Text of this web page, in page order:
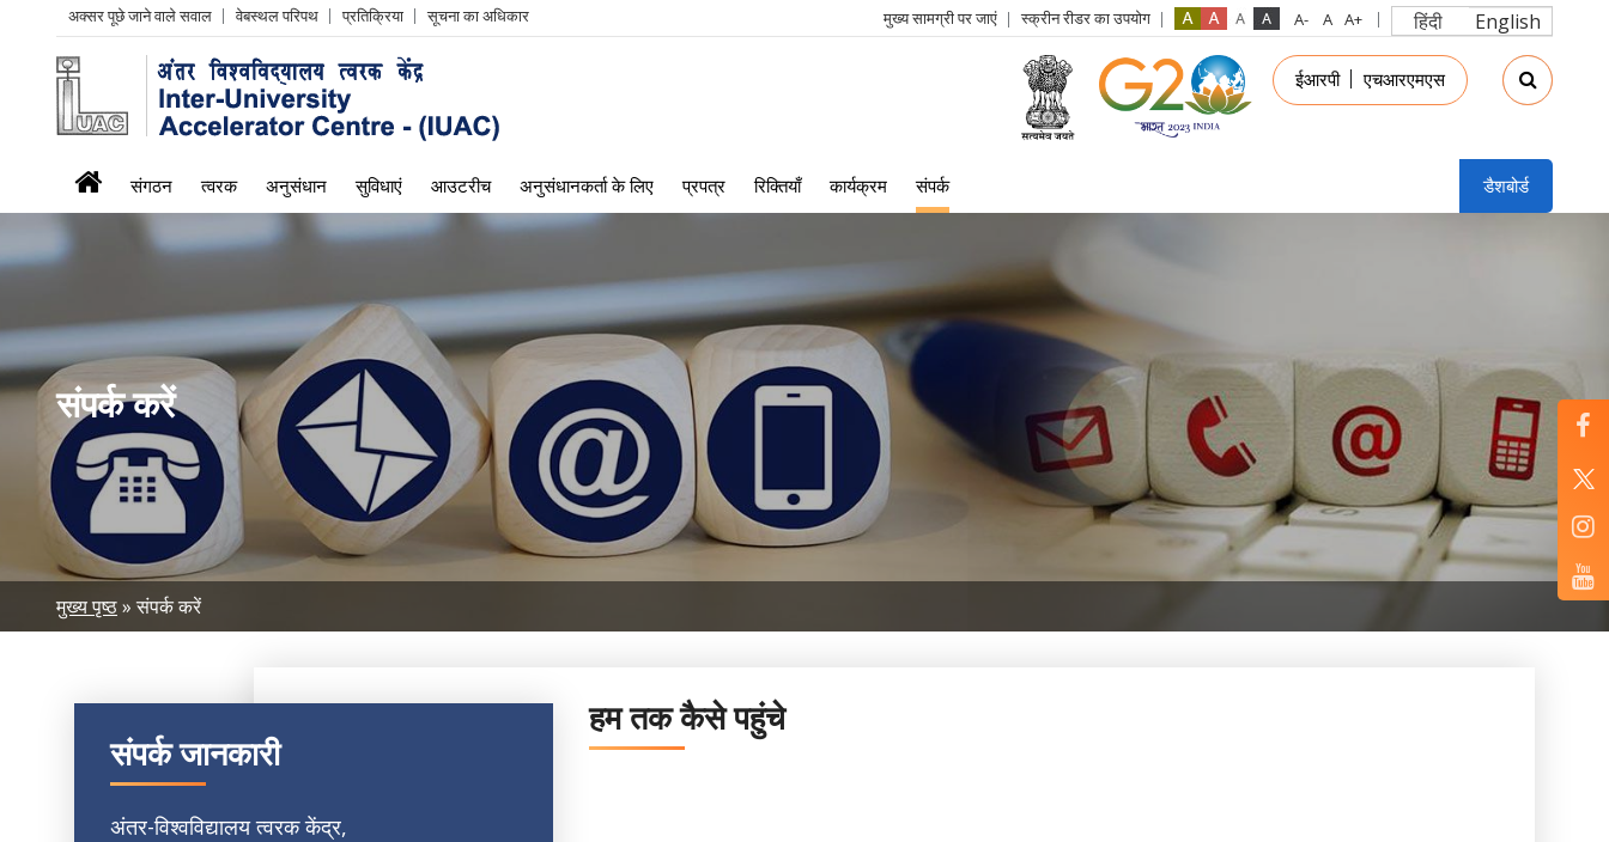
Header
Left
menu
अक्सर पूछे जाने वाले सवाल वेबस्थल परिपथ प्रतिक्रिया सूचना का अधिकार मुख्य सामग्री पर जाएं स्क्रीन रीडर का उपयोग हिंदी English
login
menu
ईआरपी एचआरएमएस
iuac
menu
संगठन त्वरक अनुसंधान सुविधाएं आउटरीच अनुसंधानकर्ता के लिए प्रपत्र रिक्तियाँ कार्यक्रम संपर्क डैशबोर्ड
संपर्क करें
Breadcrumb
मुख्य पृष्ठ संपर्क करें
संपर्क जानकारी
अंतर-विश्वविद्यालय त्वरक केंद्र,
हम तक कैसे पहुंचे